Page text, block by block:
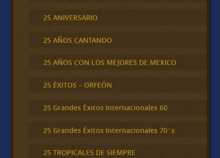
25 ANIVERSARIO
25 AÑOS CANTANDO
25 AÑOS CON LOS MEJORES DE MEXICO
25 ÉXITOS – ORFEÓN
25 Grandes Éxitos Internacionales 60
25 Grandes Éxitos Internacionales 70´s
25 TROPICALES DE SIEMPRE